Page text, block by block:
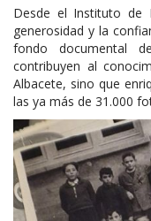
Desde el Instituto de
generosidad y la
fondo documental
contribuyen al
Albacete, sino que
las ya más de 31.000